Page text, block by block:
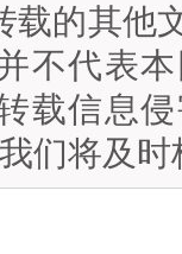
载的其他
不代表
载信息
们将及